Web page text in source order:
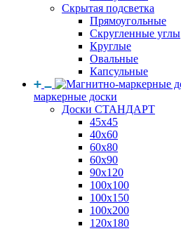
Скрытая подсветка
Прямоугольные
Скругленные углы
Круглые
Овальные
Капсульные
маркерные доски
Доски СТАНДАРТ
45x45
40x60
60x80
60x90
90x120
100x100
100x150
100x200
120x180